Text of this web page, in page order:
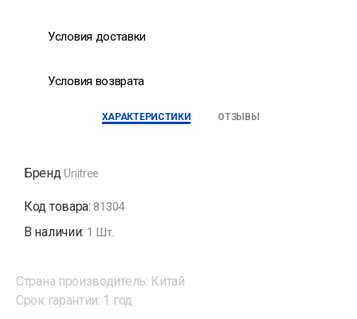
Условия доставки
Условия возврата
ХАРАКТЕРИСТИКИ ОТЗЫВЫ
Бренд Unitree
Код товара: 81304
В наличии: 1 Шт.
Страна производитель: Китай
Срок гарантии: 1 год